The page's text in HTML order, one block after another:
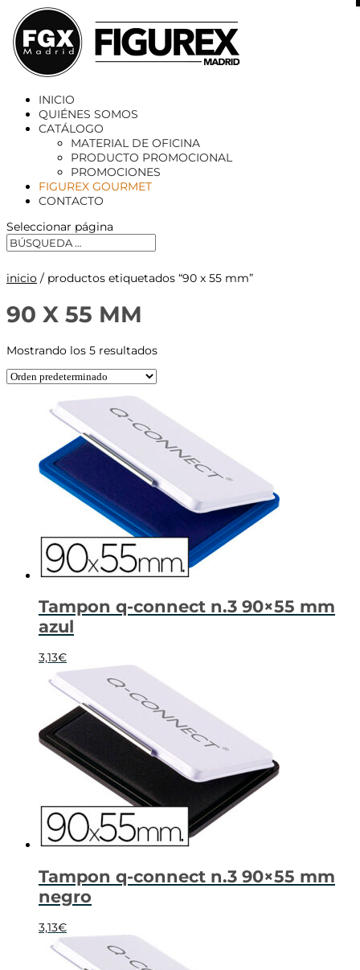
INICIO
QUIÉNES SOMOS
CATÁLOGO
MATERIAL DE OFICINA
PRODUCTO PROMOCIONAL
PROMOCIONES
FIGUREX GOURMET
CONTACTO
Seleccionar página
inicio / productos etiquetados “90 x 55 mm”
90 X 55 MM
Mostrando los 5 resultados
Tampon q-connect n.3 90×55 mm
azul
3,13€
Tampon q-connect n.3 90×55 mm
negro
3,13€